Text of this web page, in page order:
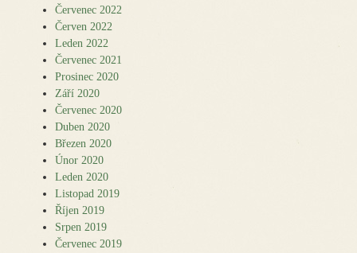
Červenec 2022
Červen 2022
Leden 2022
Červenec 2021
Prosinec 2020
Září 2020
Červenec 2020
Duben 2020
Březen 2020
Únor 2020
Leden 2020
Listopad 2019
Říjen 2019
Srpen 2019
Červenec 2019